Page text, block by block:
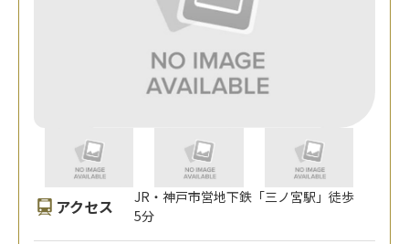
アクセス
JR・神戸市営地下鉄「三ノ宮駅」徒歩
5分